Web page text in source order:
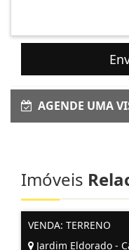
AGENDE UMA
Imóveis
VENDA: TERRENO
Jardim Eldorado -